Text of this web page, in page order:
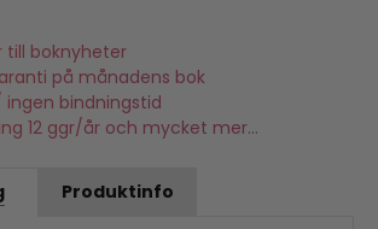
till boknyheter
på månadens bok
bindningstid
12 ggr/år och mycket mer...
Produktinfo